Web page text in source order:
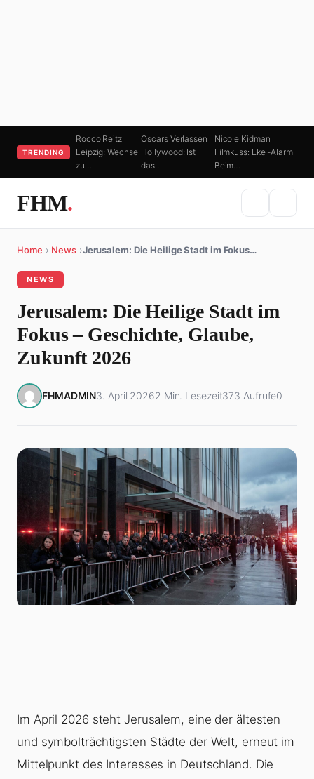
TRENDING
Rocco Reitz
Leipzig: Wechsel
zu…
Oscars Verlassen
Hollywood: Ist
das…
Nicole Kidman
Filmkuss: Ekel-Alarm
Beim…
FHM.
Home › News ›Jerusalem: Die Heilige Stadt im Fokus…
NEWS
Jerusalem: Die Heilige Stadt im
Fokus – Geschichte, Glaube,
Zukunft 2026
FHMADMIN3. April 20262 Min. Lesezeit373 Aufrufe0
Im April 2026 steht Jerusalem, eine der ältesten
und symbolträchtigsten Städte der Welt, erneut im
Mittelpunkt des Interesses in Deutschland. Die